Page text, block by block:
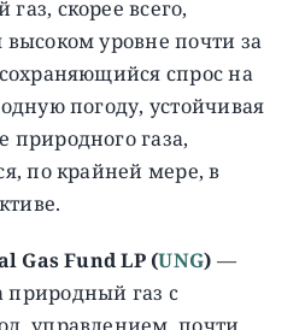
скорее всего,
уровне почти за
спрос на
погоду, устойчивая
природного газа,
по крайней мере, в
Gas Fund LP (UNG) —
газ c